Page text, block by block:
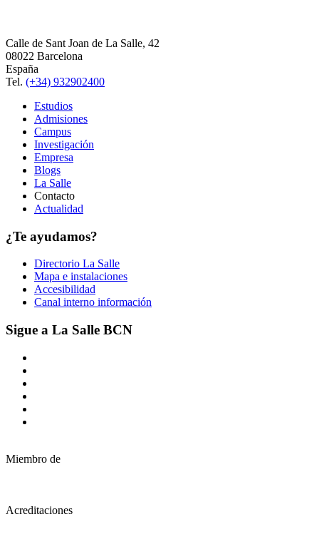
Calle de Sant Joan de La Salle, 42
08022 Barcelona
España
Tel. (+34) 932902400
Estudios
Admisiones
Campus
Investigación
Empresa
Blogs
La Salle
Contacto
Actualidad
¿Te ayudamos?
Directorio La Salle
Mapa e instalaciones
Accesibilidad
Canal interno información
Sigue a La Salle BCN
Miembro de
Acreditaciones